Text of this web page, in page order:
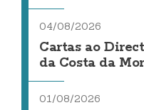
04/08/2026
Cartas ao
da Costa da
01/08/2026